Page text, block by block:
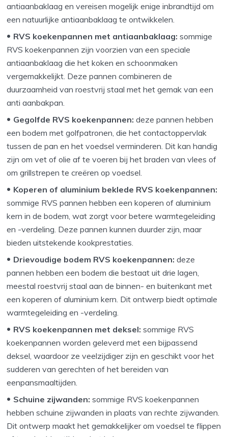
antiaanbaklaag en vereisen mogelijk enige inbrandtijd om
een natuurlijke antiaanbaklaag te ontwikkelen.
RVS koekenpannen met antiaanbaklaag:sommige
RVS koekenpannen zijn voorzien van een speciale
antiaanbaklaag die het koken en schoonmaken
vergemakkelijkt. Deze pannen combineren de
duurzaamheid van roestvrij staal met het gemak van een
anti aanbakpan.
Gegolfde RVS koekenpannen: deze pannen hebben
een bodem met golfpatronen, die het contactoppervlak
tussen de pan en het voedsel verminderen. Dit kan handig
zijn om vet of olie af te voeren bij het braden van vlees of
om grillstrepen te creëren op voedsel.
Koperen of aluminium beklede RVS koekenpannen:
sommige RVS pannen hebben een koperen of aluminium
kern in de bodem, wat zorgt voor betere warmtegeleiding
en -verdeling. Deze pannen kunnen duurder zijn, maar
bieden uitstekende kookprestaties.
Drievoudige bodem RVS koekenpannen:deze
pannen hebben een bodem die bestaat uit drie lagen,
meestal roestvrij staal aan de binnen- en buitenkant met
een koperen of aluminium kern. Dit ontwerp biedt optimale
warmtegeleiding en -verdeling.
RVS koekenpannen met deksel: sommige RVS
koekenpannen worden geleverd met een bijpassend
deksel, waardoor ze veelzijdiger zijn en geschikt voor het
sudderen van gerechten of het bereiden van
eenpansmaaltijden.
Schuine zijwanden:sommige RVS koekenpannen
hebben schuine zijwanden in plaats van rechte zijwanden.
Dit ontwerp maakt het gemakkelijker om voedsel te flippen